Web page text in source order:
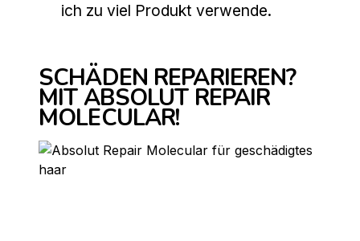
ich zu viel Produkt verwende.
SCHÄDEN REPARIEREN?
MIT ABSOLUT REPAIR
MOLECULAR!